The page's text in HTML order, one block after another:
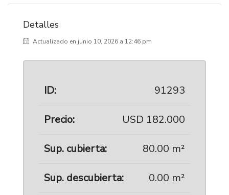
Detalles
Actualizado en junio 10, 2026 a 12:46 pm
ID: 91293
Precio: USD 182.000
Sup. cubierta: 80.00 m²
Sup. descubierta: 0.00 m²